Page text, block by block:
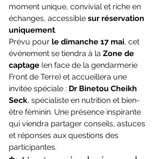
moment unique, convivial et riche en
échanges, accessible sur réservation
uniquement.
Prévu pour le dimanche 17 mai, cet
événement se tiendra à la Zone de
captage (en face de la gendarmerie
Front de Terre) et accueillera une
invitée spéciale : Dr Binetou Cheikh
Seck, spécialiste en nutrition et bien-
être féminin. Une présence inspirante
qui viendra partager conseils, astuces
et réponses aux questions des
participantes.